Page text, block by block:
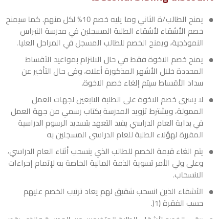
يمنح الطالب/ة الثاني وما يليه خصم 10% لكل منهم. كما سيمنح
خصم الأشقاء لأشقاء الطلبة المسجلين في مدرسة النبراس
النموذجية، ويمنح الخصم للطالب المسجل في المراحل العليا.
يمنح خصم الاخوة فقط في حال الالتزام بمواعيد الأقساط
المحددة خلال الأشهر المذكورة أعلاه، وفى حال التأخير عن
سداد الأقساط سيتم إلغاء خصم الاخوة.
لا يسرى خصم الاخوة على الطلبة التابعين لجهات العمل
الممولة، ويشترط تزويد المدرسة بكتاب رسمي من جهة العمل
في بداية العام الدراسي يفيد التعهد بتسديد الرسوم الدراسية
المقررة لهؤلاء الطلبة للعام الدراسي المسجلين به
يتم الغاء قيمة الخصم للطالب الذي ينسحب أثناء العام الدراسي،
وعلى ولي الأمر تسوية الذمة المالية الخاصة به لإتمام إجراءات
الانسحاب.
الأشقاء الذين انسحب شقيق لهم يعاد ترتيب الخصم عليهم
حسب الفقرة (1(.